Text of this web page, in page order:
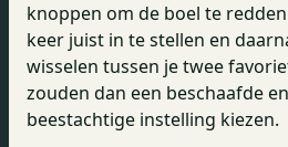
knoppen om de boel te
keer juist in te stellen en
wisselen tussen je twee
zouden dan een beschaafde
beestachtige instelling kiezen.